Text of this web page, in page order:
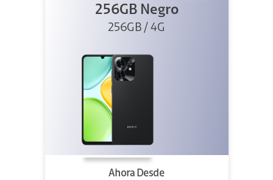
256GB Negro
256GB / 4G
Ahora Desde